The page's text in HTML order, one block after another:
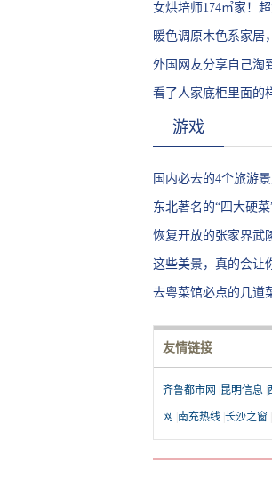
女烘培师174㎡家！
装修就是它了
暖色调原木色系家居
外国网友分享自己淘
故事和惊喜呀
看了人家底柜里面的
不好了游戏
国内必去的4个旅游
打算去哪个？
东北著名的“四大硬
人，少一样都不行
恢复开放的张家界武
这些美景，真的会让
去粤菜馆必点的几道
友情链接
齐鲁都市网 昆明信息
网 南充热线 长沙之窗